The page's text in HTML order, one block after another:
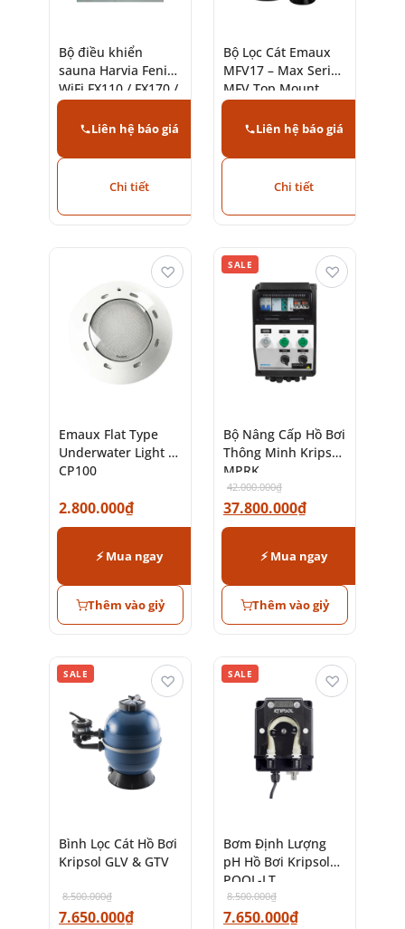
Bộ điều khiển
sauna Harvia Fenix
WiFi FX110 / FX170 /
FX110C
Liên hệ báo giá
Chi tiết
Bộ Lọc Cát Emaux
MFV17 – Max Series
MFV Top Mount
Sand Filter
Liên hệ báo giá
Chi tiết
Emaux Flat Type
Underwater Light –
CP100
2.800.000₫
⚡ Mua ngay
Thêm vào giỷ
♡ SALE
Bộ Nâng Cấp Hồ Bơi
Thông Minh Kripsol
MPRK
42.000.000₫
37.800.000₫
⚡ Mua ngay
Thêm vào giỷ
♡
SALE
Bình Lọc Cát Hồ Bơi
Kripsol GLV & GTV
8.500.000₫
7.650.000₫
♡ SALE
Bơm Định Lượng
pH Hồ Bơi Kripsol
POOL-LT
8.500.000₫
7.650.000₫
♡